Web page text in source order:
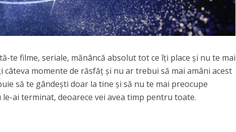
te filme, seriale, mănâncă absolut tot ce îți place și nu te mai
câteva momente de răsfăț și nu ar trebui să mai amâni acest
să te gândești doar la tine și să nu te mai preocupe
ai terminat, deoarece vei avea timp pentru toate.